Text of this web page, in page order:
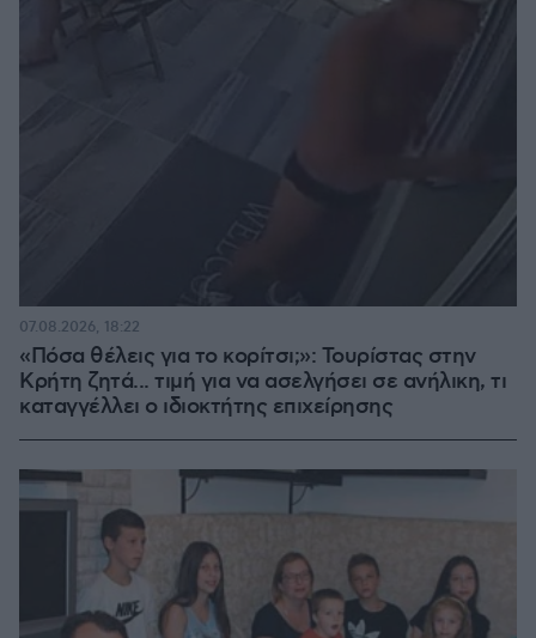
«Πόσα θέλεις για το κορίτσι;»: Τουρίστας στην
Κρήτη ζητά... τιμή για να ασελγήσει σε ανήλικη, τι
καταγγέλλει ο ιδιοκτήτης επιχείρησης
07.08.2026, 18:22